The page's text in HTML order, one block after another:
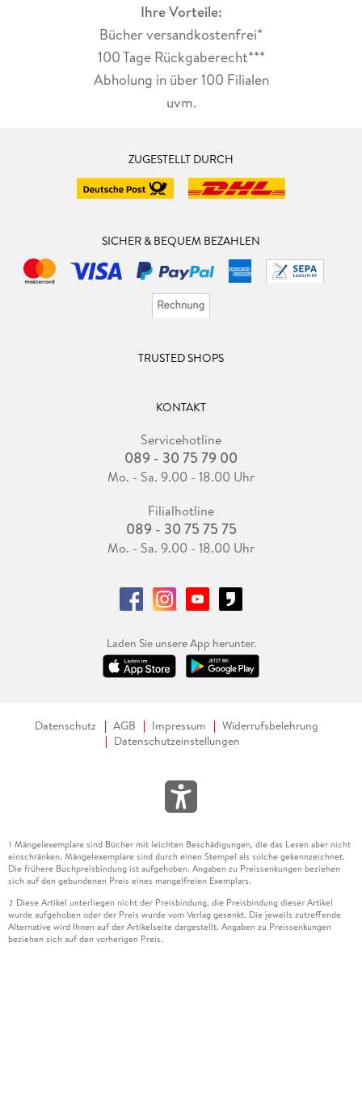
Ihre Vorteile:
Bücher versandkostenfrei*
100 Tage Rückgaberecht***
Abholung in über 100 Filialen
uvm.
ZUGESTELLT DURCH
SICHER & BEQUEM BEZAHLEN
TRUSTED SHOPS
KONTAKT
Servicehotline
089 - 30 75 79 00
Mo. - Sa. 9.00 - 18.00 Uhr
Filialhotline
089 - 30 75 75 75
Mo. - Sa. 9.00 - 18.00 Uhr
Laden Sie unsere App herunter.
Datenschutz AGB Impressum
Widerrufsbelehrung
Datenschutzeinstellungen
1 Mängelexemplare sind Bücher mit leichten Beschädigungen, die das Lesen aber nicht
einschränken. Mängelexemplare sind durch einen Stempel als solche gekennzeichnet.
Die frühere Buchpreisbindung ist aufgehoben. Angaben zu Preissenkungen beziehen
sich auf den gebundenen Preis eines mangelfreien Exemplars.
2 Diese Artikel unterliegen nicht der Preisbindung, die Preisbindung dieser Artikel
wurde aufgehoben oder der Preis wurde vom Verlag gesenkt. Die jeweils zutreffende
Alternative wird Ihnen auf der Artikelseite dargestellt. Angaben zu Preissenkungen
beziehen sich auf den vorherigen Preis.